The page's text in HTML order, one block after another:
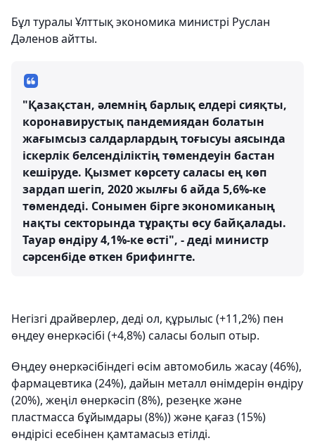
Бұл туралы Ұлттық экономика министрі Руслан
Дәленов айтты.
"Қазақстан, әлемнің барлық елдері сияқты,
коронавирустық пандемиядан болатын
жағымсыз салдарлардың тоғысуы аясында
іскерлік белсенділіктің төмендеуін бастан
кешіруде. Қызмет көрсету саласы ең көп
зардап шегіп, 2020 жылғы 6 айда 5,6%-ке
төмендеді. Сонымен бірге экономиканың
нақты секторында тұрақты өсу байқалады.
Тауар өндіру 4,1%-ке өсті", - деді министр
сәрсенбіде өткен брифингте.
Негізгі драйверлер, деді ол, құрылыс (+11,2%) пен
өңдеу өнеркәсібі (+4,8%) саласы болып отыр.
Өңдеу өнеркәсібіндегі өсім автомобиль жасау (46%),
фармацевтика (24%), дайын металл өнімдерін өндіру
(20%), жеңіл өнеркәсіп (8%), резеңке және
пластмасса бұйымдары (8%)) және қағаз (15%)
өндірісі есебінен қамтамасыз етілді.